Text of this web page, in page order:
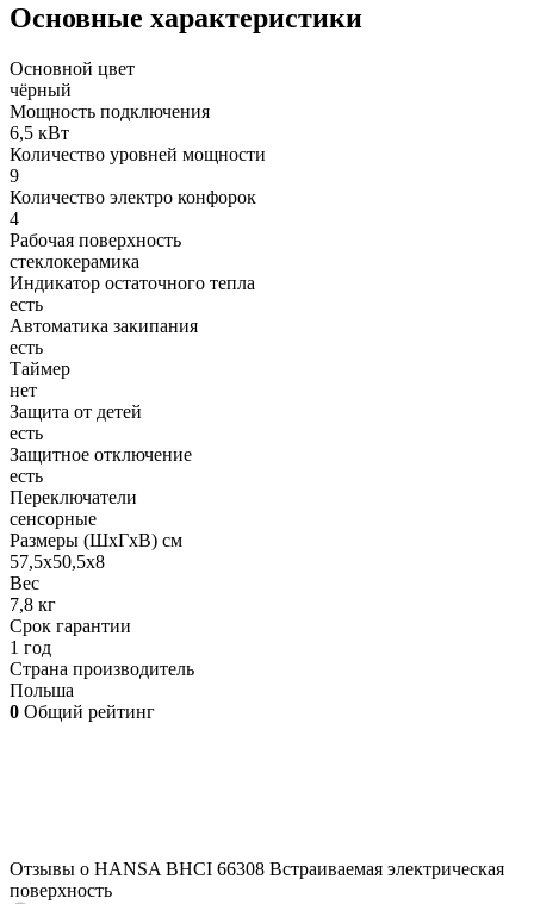
Основные характеристики
Основной цвет
чёрный
Мощность подключения
6,5 кВт
Количество уровней мощности
9
Количество электро конфорок
4
Рабочая поверхность
стеклокерамика
Индикатор остаточного тепла
есть
Автоматика закипания
есть
Таймер
нет
Защита от детей
есть
Защитное отключение
есть
Переключатели
сенсорные
Размеры (ШхГхВ) см
57,5х50,5х8
Вес
7,8 кг
Срок гарантии
1 год
Страна производитель
Польша
0 Общий рейтинг
Отзывы о HANSA BHCI 66308 Встраиваемая электрическая
поверхность